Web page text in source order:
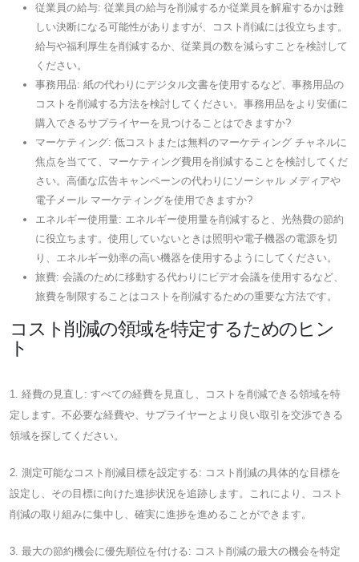
従業員の給与: 従業員の給与を削減するか従業員を解雇するかは難
しい決断になる可能性がありますが、コスト削減には役立ちます。
給与や福利厚生を削減するか、従業員の数を減らすことを検討して
ください。
事務用品: 紙の代わりにデジタル文書を使用するなど、事務用品の
コストを削減する方法を検討してください。事務用品をより安価に
購入できるサプライヤーを見つけることはできますか?
マーケティング: 低コストまたは無料のマーケティング チャネルに
焦点を当てて、マーケティング費用を削減することを検討してくだ
さい。高価な広告キャンペーンの代わりにソーシャル メディアや
電子メール マーケティングを使用できますか?
エネルギー使用量: エネルギー使用量を削減すると、光熱費の節約
に役立ちます。使用していないときは照明や電子機器の電源を切
り、エネルギー効率の高い機器を使用するようにしてください。
旅費: 会議のために移動する代わりにビデオ会議を使用するなど、
旅費を制限することはコストを削減するための重要な方法です。
コスト削減の領域を特定するためのヒン
ト
1. 経費の見直し: すべての経費を見直し、コストを削減できる領域を特
定します。不必要な経費や、サプライヤーとより良い取引を交渉できる
領域を探してください。
2. 測定可能なコスト削減目標を設定する: コスト削減の具体的な目標を
設定し、その目標に向けた進捗状況を追跡します。これにより、コスト
削減の取り組みに集中し、確実に進捗を進めることができます。
3. 最大の節約機会に優先順位を付ける: コスト削減の最大の機会を特定